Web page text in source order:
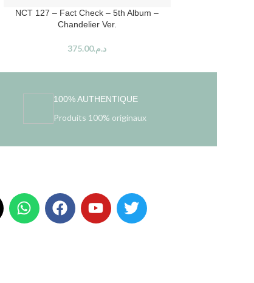
NCT 127 – Fact Check – 5th Album –
Chandelier Ver.
د.م.375.00
100% AUTHENTIQUE
Produits 100% originaux